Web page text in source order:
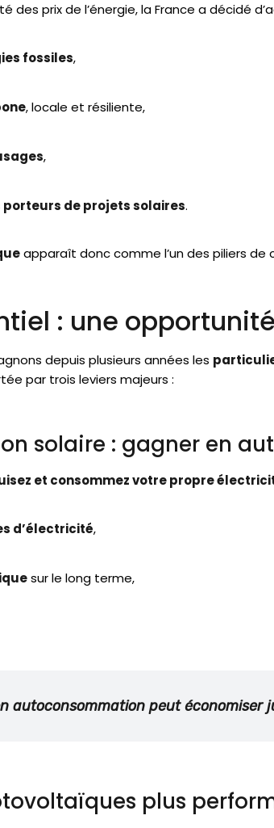
des prix de l’énergie, la France a décidé
fossiles,
, locale et résiliente,
,
de projets solaires.
apparaît donc comme l’un des piliers
: une
depuis plusieurs années les
par trois leviers majeurs :
solaire : gagner en
et consommez votre propre
d’électricité,
sur le long terme,
autoconsommation peut économiser
plus